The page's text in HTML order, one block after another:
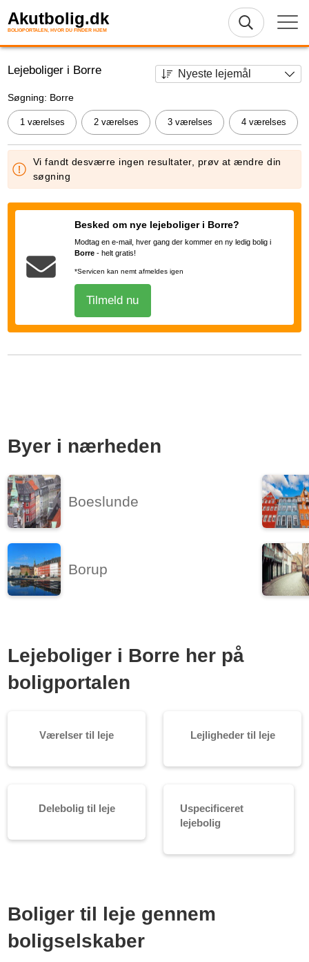
Akutbolig.dk
BOLIGPORTALEN, HVOR DU FINDER HJEM
Lejeboliger i Borre
Søgning: Borre
1 værelses 2 værelses 3 værelses 4 værelses
Vi fandt desværre ingen resultater, prøv at ændre din
søgning
Besked om nye lejeboliger i Borre?
Modtag en e-mail, hver gang der kommer en ny ledig bolig i
Borre - helt gratis!
*Servicen kan nemt afmeldes igen
Tilmeld nu
Byer i nærheden
Boeslunde
Borup
Lejeboliger i Borre her på
boligportalen
Værelser til leje Lejligheder til leje
Delebolig til leje
Uspecificeret
lejebolig
Boliger til leje gennem
boligselskaber